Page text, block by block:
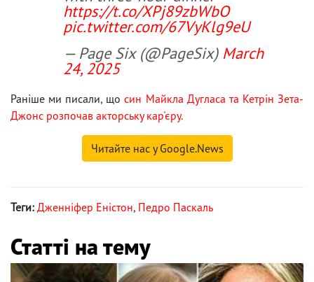
https://t.co/XPj89zbWbO
pic.twitter.com/67VyKlg9eU
— Page Six (@PageSix) March
24, 2025
Раніше ми писали, щосин Майкла Дугласа та Кетрін Зета-
Джонс розпочав акторську кар'єру.
Читайте нас у Google.News
Теги: Дженніфер Еністон, Педро Паскаль
Статті на тему